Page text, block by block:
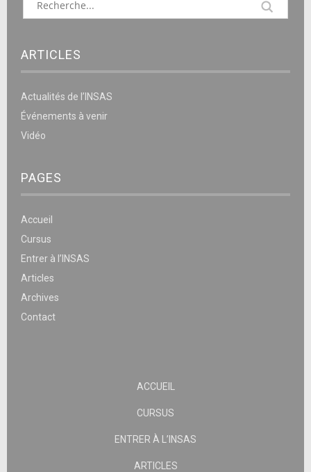
ARTICLES
Actualités de l’INSAS
Événements à venir
Vidéo
PAGES
Accueil
Cursus
Entrer à l’INSAS
Articles
Archives
Contact
ACCUEIL
CURSUS
ENTRER À L’INSAS
ARTICLES